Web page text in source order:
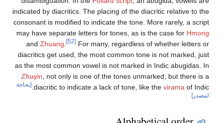
indicated by diacritics. The placing of the diacritic relative to the
consonant is modified to indicate the tone. More rarely, a script
may have separate letters for tones, as is the case for Hmong
and Zhuang [52] For many, regardless of whether letters or
diacritics get used, the most common tone is not marked, just
as the most common vowel is not marked in Indic abugidas. In
Zhuyin , not only is one of the tones unmarked; but there is a
diacritic to indicate a lack of tone, like the virama of Indic.
[بحاجة
لمصدر]